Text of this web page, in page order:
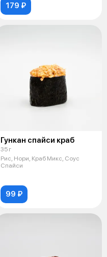
179 ₽
Гункан спайси краб
35 г
Рис, Нори, Краб Микс, Соус
Спайси
99 ₽